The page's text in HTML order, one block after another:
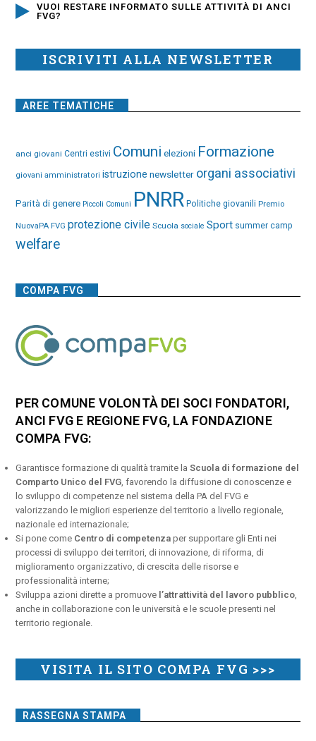
VUOI RESTARE INFORMATO SULLE ATTIVITÀ DI ANCI
FVG?
ISCRIVITI ALLA NEWSLETTER
AREE TEMATICHE
anci giovani Centri estivi Comuni elezioni Formazione
giovani amministratori istruzione newsletter organi associativi
Parità di genere Piccoli Comuni PNRR Politiche giovanili Premio
NuovaPA FVG protezione civile Scuola sociale Sport summer camp
welfare
COMPA FVG
PER COMUNE VOLONTÀ DEI SOCI FONDATORI,
ANCI FVG E REGIONE FVG, LA FONDAZIONE
COMPA FVG:
Garantisce formazione di qualità tramite laScuola di formazione del
Comparto Unico del FVG, favorendo la diffusione di conoscenze e
lo sviluppo di competenze nel sistema della PA del FVG e
valorizzando le migliori esperienze del territorio a livello regionale,
nazionale ed internazionale;
Si pone come Centro di competenza per supportare gli Enti nei
processi di sviluppo dei territori, di innovazione, di riforma, di
miglioramento organizzativo, di crescita delle risorse e
professionalità interne;
Sviluppa azioni dirette a promuove l’attrattività del lavoro pubblico,
anche in collaborazione con le università e le scuole presenti nel
territorio regionale.
VISITA IL SITO COMPA FVG >>>
RASSEGNA STAMPA